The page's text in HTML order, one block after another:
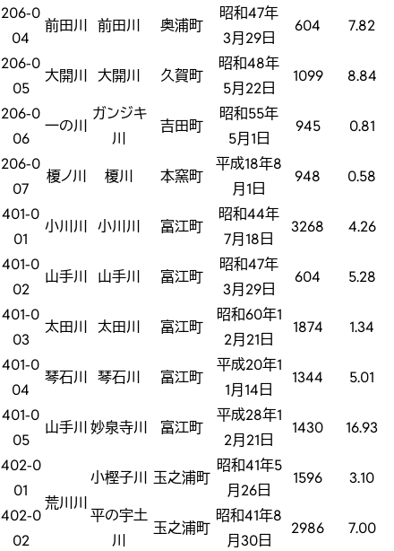
206-0
04
前田川 前田川 奥浦町
昭和47年
3月29日
604
7.82
206-0
05
大開川 大開川 久賀町
昭和48年
5月22日
1099
8.84
206-0
06
一の川
ガンジキ
川
吉田町
昭和55年
5月1日
945
0.81
206-0
07
榎ノ川 榎川 本窯町
平成18年8
月1日
948
0.58
401-0
01
小川川 小川川 富江町
昭和44年
7月18日
3268
4.26
401-0
02
山手川 山手川 富江町
昭和47年
3月29日
604
5.28
401-0
03
太田川 太田川 富江町
昭和60年1
2月21日
1874
1.34
401-0
04
琴石川 琴石川 富江町
平成20年1
1月14日
1344
5.01
401-0
05
山手川 妙泉寺川 富江町
平成28年1
2月21日
1430
16.93
402-0
01
荒川川
小樫子川 玉之浦町
昭和41年5
月26日
1596
3.10
402-0
02
平の宇土
川
玉之浦町
昭和41年8
月30日
2986
7.00